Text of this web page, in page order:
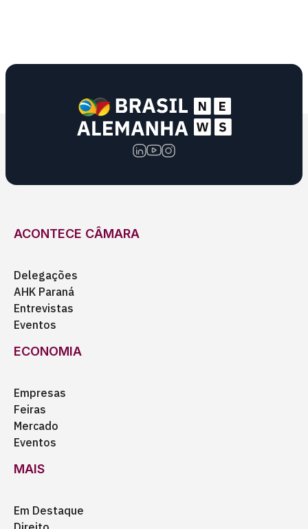
ACONTECE CÂMARA
Delegações
AHK Paraná
Entrevistas
Eventos
ECONOMIA
Empresas
Feiras
Mercado
Eventos
MAIS
Em Destaque